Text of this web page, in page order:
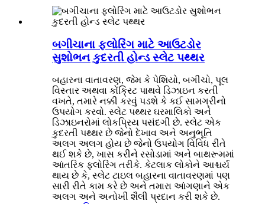
બગીચાના ફ્લોરિંગ માટે આઉટડોર
સુશોભન કુદરતી હોન્ડ સ્લેટ પથ્થર
બહારના વાતાવરણ, જેમ કે પેશિયો, બગીચો, પૂલ
વિસ્તાર અથવા કોંક્રિટ પાથવે ડિઝાઇન કરતી
વખતે, તમારે નક્કી કરવું પડશે કે કઈ સામગ્રીનો
ઉપયોગ કરવો. સ્લેટ પથ્થર ઘરમાલિકો અને
ડિઝાઇનરોમાં લોકપ્રિય પસંદગી છે. સ્લેટ એક
કુદરતી પથ્થર છે જેનો દેખાવ અને અનુભૂતિ
અલગ અલગ હોય છે જેનો ઉપયોગ વિવિધ રીતે
થઈ શકે છે, ખાસ કરીને રસોડામાં અને બાથરૂમમાં
આંતરિક ફ્લોરિંગ તરીકે. કેટલાક લોકોને આશ્ચર્ય
થાય છે કે, સ્લેટ ટાઇલ બહારના વાતાવરણમાં પણ
સારી રીતે કામ કરે છે અને તમારા આંગણાને એક
અલગ અને અનોખી શૈલી પ્રદાન કરી શકે છે.